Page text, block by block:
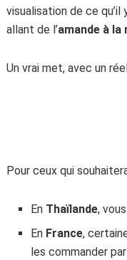
visualisation de ce
allant de l’amande à
Un vrai met, avec un
Pour ceux qui
En Thaïlande,
En France,
les commander